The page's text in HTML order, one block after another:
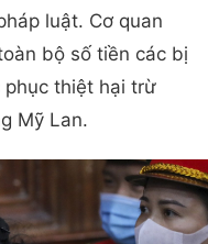
luật. Cơ quan
bộ số tiền các bị
phục thiệt hại trừ
Mỹ Lan.